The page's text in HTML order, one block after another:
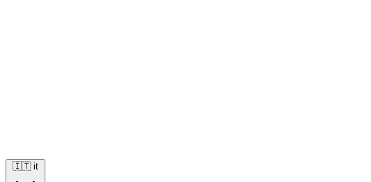
🇮🇹 it